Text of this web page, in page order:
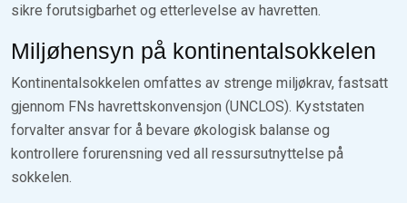
sikre forutsigbarhet og etterlevelse av havretten.
Miljøhensyn på kontinentalsokkelen
Kontinentalsokkelen omfattes av strenge miljøkrav, fastsatt
gjennom FNs havrettskonvensjon (UNCLOS). Kyststaten
forvalter ansvar for å bevare økologisk balanse og
kontrollere forurensning ved all ressursutnyttelse på
sokkelen.